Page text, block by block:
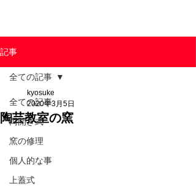
記事
全ての記事
両開き式
窯の修理
個人的な事
上蓋式
全ての記事
陶芸教室の窯
kyosuke
2020年3月5日